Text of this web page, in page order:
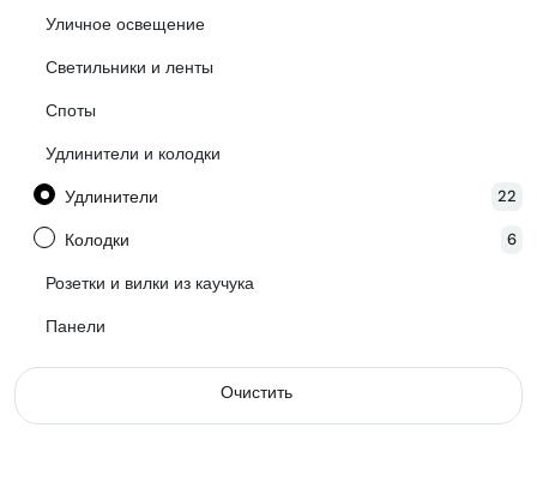
Уличное освещение
Светильники и ленты
Споты
Удлинители и колодки
Удлинители
22
Колодки 6
Розетки и вилки из каучука
Панели
Очистить